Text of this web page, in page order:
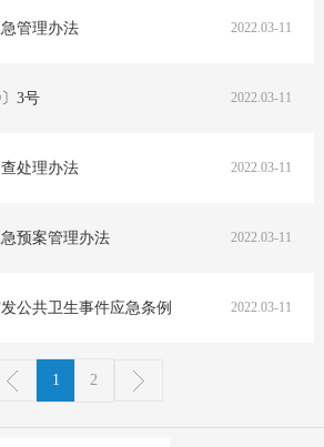
2022.03-11
管理办法
2022.03-11
3号
2022.03-11
处理办法
2022.03-11
预案管理办法
2022.03-11
公共卫生事件应急条例
1 2